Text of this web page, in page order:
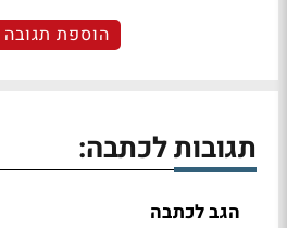
הוספת תגובה
תגובות לכתבה:
הגב לכתבה